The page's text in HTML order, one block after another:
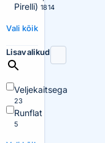
Pirelli) 1814
Vali kõik
Lisavalikud
Veljekaitsega
23
Runflat
5